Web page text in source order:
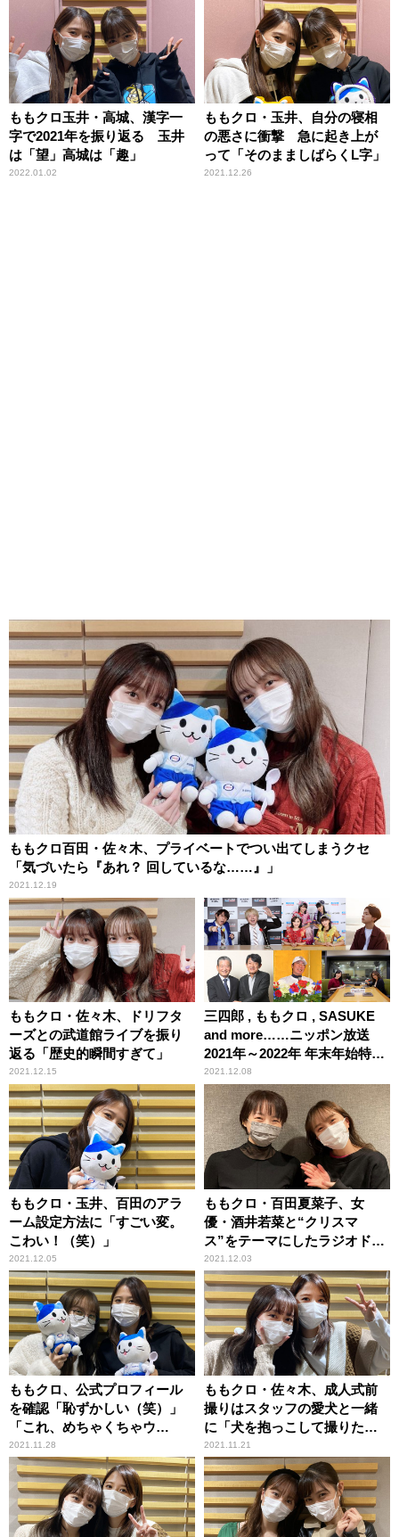
参加も決定
ももクロ玉井・高城、漢字一
字で2021年を振り返る 玉井
は「望」高城は「趣」
2022.01.02
ももクロ・玉井、自分の寝相
の悪さに衝撃 急に起き上が
って「そのまましばらくL字」
2021.12.26
ももクロ百田・佐々木、プライベートでつい出てしまうクセ
「気づいたら『あれ？ 回しているな……』」
2021.12.19
ももクロ・佐々木、ドリフタ
ーズとの武道館ライブを振り
返る「歴史的瞬間すぎて」
2021.12.15
三四郎 , ももクロ , SASUKE
and more……ニッポン放送
2021年～2022年 年末年始特別
編成
2021.12.08
ももクロ・玉井、百田のアラ
ーム設定方法に「すごい変。
こわい！（笑）」
2021.12.05
ももクロ・百田夏菜子、女
優・酒井若菜と“クリスマ
ス”をテーマにしたラジオドラ
マに挑戦！
2021.12.03
ももクロ、公式プロフィール
を確認「恥ずかしい（笑）」
「これ、めちゃくちゃウ
ソ！」
2021.11.28
ももクロ・佐々木、成人式前
撮りはスタッフの愛犬と一緒
に「犬を抱っこして撮りたい
な～と思って」
2021.11.21